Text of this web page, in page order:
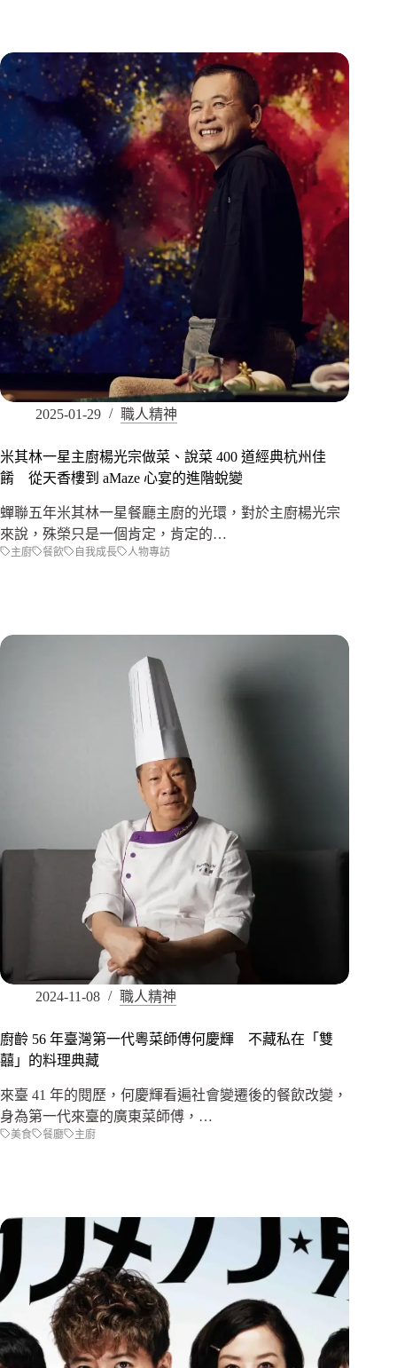
2025-01-29 職人精神
米其林一星主廚楊光宗做菜、說菜 400 道經典杭州佳
餚 從天香樓到 aMaze 心宴的進階蛻變
蟬聯五年米其林一星餐廳主廚的光環，對於主廚楊光宗
來說，殊榮只是一個肯定，肯定的…
主廚 餐飲 自我成長 人物專訪
2024-11-08 職人精神
廚齡 56 年臺灣第一代粵菜師傅何慶輝 不藏私在「雙
囍」的料理典藏
來臺 41 年的閱歷，何慶輝看遍社會變遷後的餐飲改變，
身為第一代來臺的廣東菜師傅，…
美食 餐廳 主廚